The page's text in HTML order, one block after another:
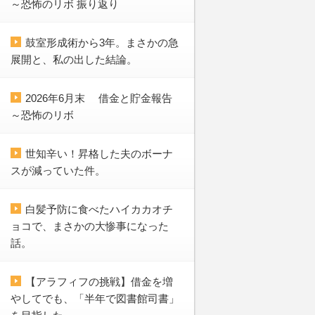
～恐怖のリボ 振り返り
鼓室形成術から3年。まさかの急
展開と、私の出した結論。
2026年6月末 借金と貯金報告
～恐怖のリボ
世知辛い！昇格した夫のボーナ
スが減っていた件。
白髪予防に食べたハイカカオチ
ョコで、まさかの大惨事になった
話。
【アラフィフの挑戦】借金を増
やしてでも、「半年で図書館司書」